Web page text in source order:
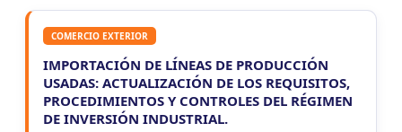
COMERCIO EXTERIOR
IMPORTACIÓN DE LÍNEAS DE PRODUCCIÓN
USADAS: ACTUALIZACIÓN DE LOS REQUISITOS,
PROCEDIMIENTOS Y CONTROLES DEL RÉGIMEN
DE INVERSIÓN INDUSTRIAL.